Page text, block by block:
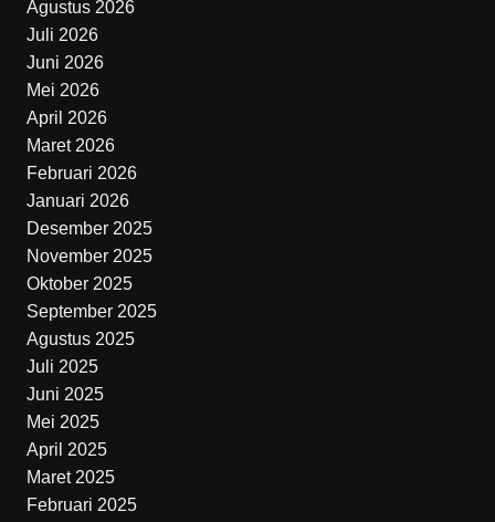
Agustus 2026
Juli 2026
Juni 2026
Mei 2026
April 2026
Maret 2026
Februari 2026
Januari 2026
Desember 2025
November 2025
Oktober 2025
September 2025
Agustus 2025
Juli 2025
Juni 2025
Mei 2025
April 2025
Maret 2025
Februari 2025